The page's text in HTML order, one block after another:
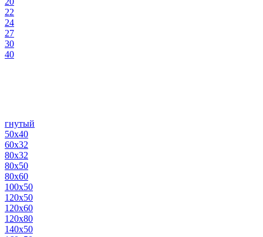
22
24
27
30
40
гнутый
50х40
60х32
80х32
80х50
80х60
100х50
120х50
120х60
120х80
140х50